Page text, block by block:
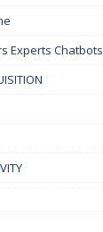
Experts Chatbots